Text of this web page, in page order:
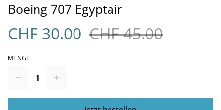
Boeing 707 Egyptair
CHF 30.00 CHF 45.00
MENGE